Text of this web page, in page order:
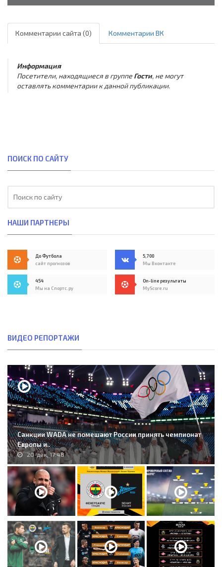
Комментарии сайта (0) Комментарии ВК
Информация
Посетители, находящиеся в группе Гости, не могут
оставлять комментарии к данной публикации.
ПОИСК ПО САЙТУ
НАШИ ПАРТНЕРЫ
До Футбола
сайт прогнозов
5,700
Мы Вконтакте
454
Мы на Спортс.ру
On-line результаты
MyScore.ru
ВИДЕО РЕПОРТАЖИ
Санкции WADA не помешают России принять чемпионат
Европы и..
20-дек, 17:48